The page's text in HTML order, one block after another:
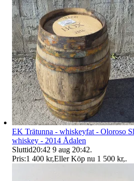
EK Trätunna - whiskeyfat - Oloroso
whiskey - 2014 Ådalen
Sluttid20:42 9 aug 20:42.
Pris:1 400 kr,Eller Köp nu 1 500 kr,.